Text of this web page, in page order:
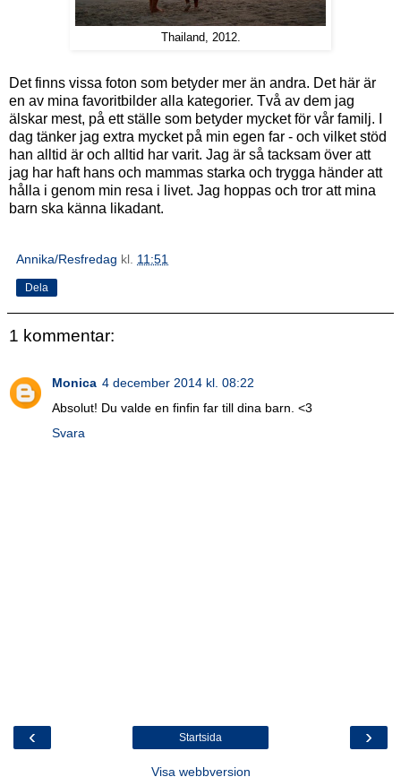
Thailand, 2012.
Det finns vissa foton som betyder mer än andra. Det här är
en av mina favoritbilder alla kategorier. Två av dem jag
älskar mest, på ett ställe som betyder mycket för vår familj. I
dag tänker jag extra mycket på min egen far - och vilket stöd
han alltid är och alltid har varit. Jag är så tacksam över att
jag har haft hans och mammas starka och trygga händer att
hålla i genom min resa i livet. Jag hoppas och tror att mina
barn ska känna likadant.
Annika/Resfredag kl. 11:51
Dela
1 kommentar:
Monica 4 december 2014 kl. 08:22
Absolut! Du valde en finfin far till dina barn. <3
Svara
‹ ›
Startsida
Visa webbversion